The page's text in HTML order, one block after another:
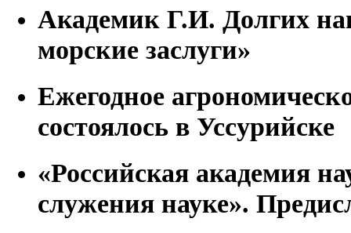
Академик Г.И. Долгих
морские заслуги»
Ежегодное
состоялось в Уссурийске
«Российская академия
служения науке».